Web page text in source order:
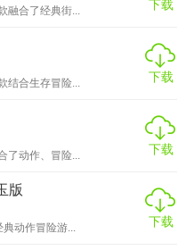
融合了经典街...
下载
结合生存冒险...
下载
了动作、冒险...
下载
版
典动作冒险游...
下载